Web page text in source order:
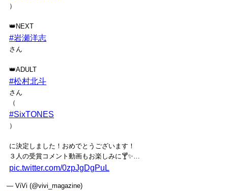
）
👑NEXT
#岩瀬洋志
さん
👑ADULT
#松村北斗
さん
（
#SixTONES
）
に決定しました！おめでとうございます！
３人の受賞コメント動画もお楽しみに🍸✨…
pic.twitter.com/0zpJgDgPuL
— ViVi (@vivi_magazine)